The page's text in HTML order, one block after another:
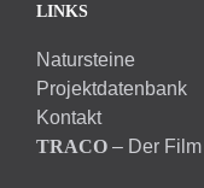
LINKS
Natursteine
Projektdatenbank
Kontakt
TRACO – Der Film